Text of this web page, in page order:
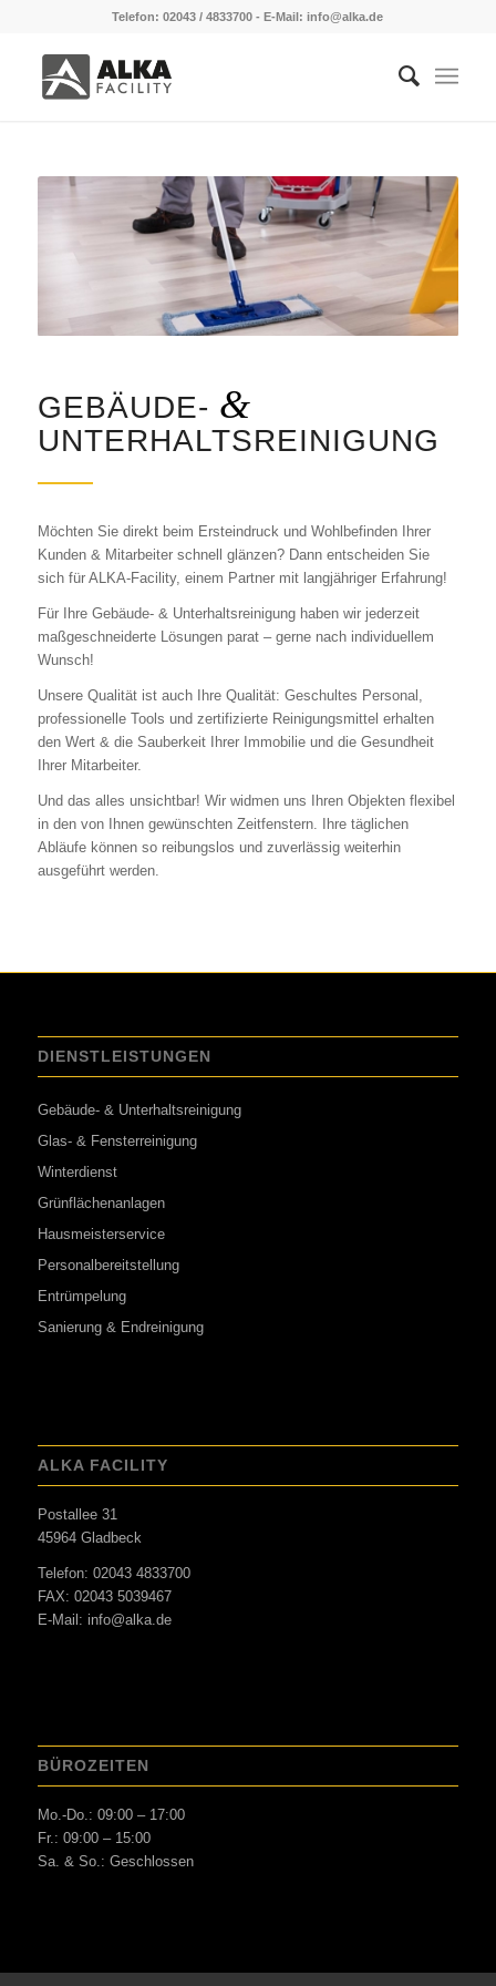
Telefon: 02043 / 4833700 - E-Mail: info@alka.de
GEBÄUDE- &
UNTERHALTSREINIGUNG
Möchten Sie direkt beim Ersteindruck und Wohlbefinden Ihrer
Kunden & Mitarbeiter schnell glänzen? Dann entscheiden Sie
sich für ALKA-Facility, einem Partner mit langjähriger Erfahrung!
Für Ihre Gebäude- & Unterhaltsreinigung haben wir jederzeit
maßgeschneiderte Lösungen parat – gerne nach individuellem
Wunsch!
Unsere Qualität ist auch Ihre Qualität: Geschultes Personal,
professionelle Tools und zertifizierte Reinigungsmittel erhalten
den Wert & die Sauberkeit Ihrer Immobilie und die Gesundheit
Ihrer Mitarbeiter.
Und das alles unsichtbar! Wir widmen uns Ihren Objekten flexibel
in den von Ihnen gewünschten Zeitfenstern. Ihre täglichen
Abläufe können so reibungslos und zuverlässig weiterhin
ausgeführt werden.
DIENSTLEISTUNGEN
Gebäude- & Unterhaltsreinigung
Glas- & Fensterreinigung
Winterdienst
Grünflächenanlagen
Hausmeisterservice
Personalbereitstellung
Entrümpelung
Sanierung & Endreinigung
ALKA FACILITY
Postallee 31
45964 Gladbeck
Telefon: 02043 4833700
FAX: 02043 5039467
E-Mail: info@alka.de
BÜROZEITEN
Mo.-Do.: 09:00 – 17:00
Fr.: 09:00 – 15:00
Sa. & So.: Geschlossen